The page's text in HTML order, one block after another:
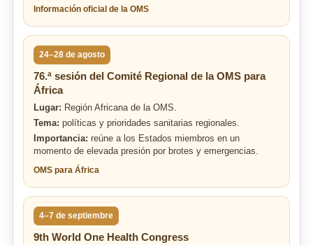
Información oficial de la OMS
24–28 de agosto
76.ª sesión del Comité Regional de la OMS para
África
Lugar: Región Africana de la OMS.
Tema: políticas y prioridades sanitarias regionales.
Importancia: reúne a los Estados miembros en un
momento de elevada presión por brotes y emergencias.
OMS para África
4–7 de septiembre
9th World One Health Congress